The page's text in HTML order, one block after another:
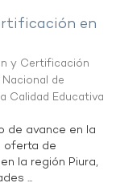
en
y Certificación
de
Calidad Educativa
de avance en la
oferta de
la región Piura,
...